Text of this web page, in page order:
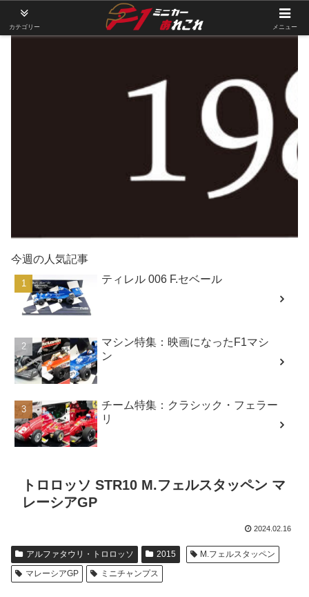
今週の人気記事
ティレル 006 F.セベール
マシン特集：映画になったF1マシ
ン
チーム特集：クラシック・フェラー
リ
トロロッソ STR10 M.フェルスタッペン マ
レーシアGP
2024.02.16
アルファタウリ・トロロッソ 2015
M.フェルスタッペン
マレーシアGP
ミニチャンプス
カテゴリー メニュー